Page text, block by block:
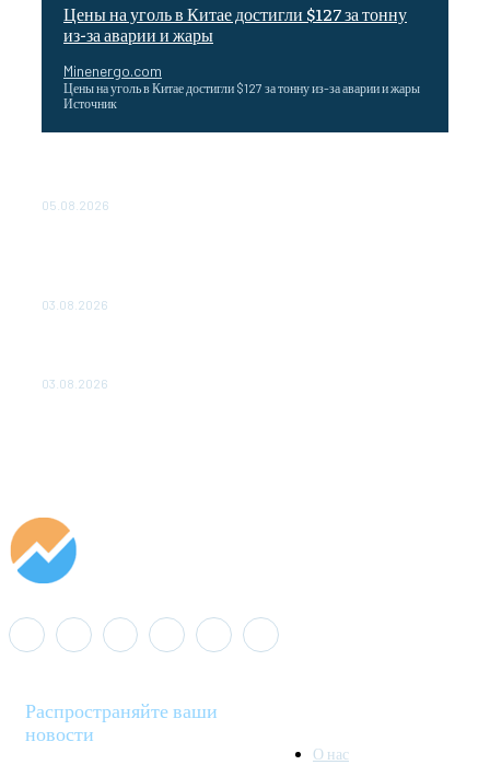
Цены на уголь в Китае достигли $127 за тонну
из-за аварии и жары
Minenergo.com
Цены на уголь в Китае достигли $127 за тонну из-за аварии и жары
Источник
05.08.2026
03.08.2026
03.08.2026
Распространяйте ваши
новости
О нас